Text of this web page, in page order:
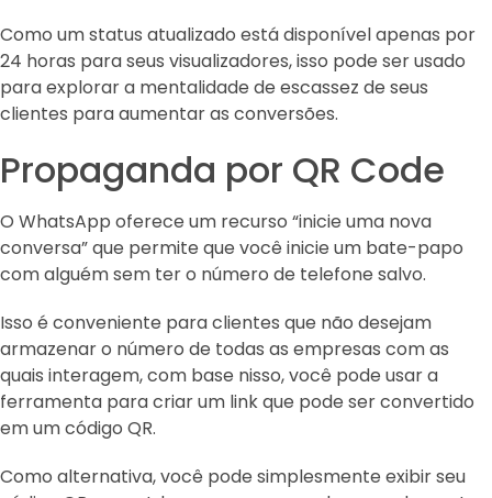
Como um status atualizado está disponível apenas por
24 horas para seus visualizadores, isso pode ser usado
para explorar a mentalidade de escassez de seus
clientes para aumentar as conversões.
Propaganda por QR Code
O WhatsApp oferece um recurso “inicie uma nova
conversa” que permite que você inicie um bate-papo
com alguém sem ter o número de telefone salvo.
Isso é conveniente para clientes que não desejam
armazenar o número de todas as empresas com as
quais interagem, com base nisso, você pode usar a
ferramenta para criar um link que pode ser convertido
em um código QR.
Como alternativa, você pode simplesmente exibir seu